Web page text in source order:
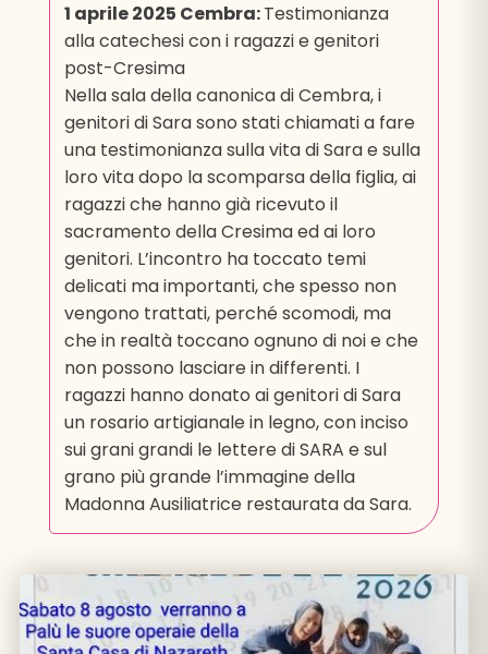
1 aprile 2025 Cembra:Testimonianza
alla catechesi con i ragazzi e genitori
post-Cresima
Nella sala della canonica di Cembra, i
genitori di Sara sono stati chiamati a fare
una testimonianza sulla vita di Sara e sulla
loro vita dopo la scomparsa della figlia, ai
ragazzi che hanno già ricevuto il
sacramento della Cresima ed ai loro
genitori. L’incontro ha toccato temi
delicati ma importanti, che spesso non
vengono trattati, perché scomodi, ma
che in realtà toccano ognuno di noi e che
non possono lasciare in differenti. I
ragazzi hanno donato ai genitori di Sara
un rosario artigianale in legno, con inciso
sui grani grandi le lettere di SARA e sul
grano più grande l’immagine della
Madonna Ausiliatrice restaurata da Sara.